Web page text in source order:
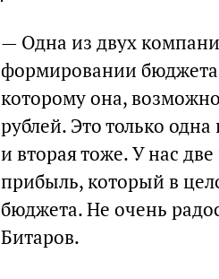
— Одна из двух
формировании бюджета
которому она,
рублей. Это только
и вторая тоже. У нас
прибыль, который в
бюджета. Не очень
Битаров.